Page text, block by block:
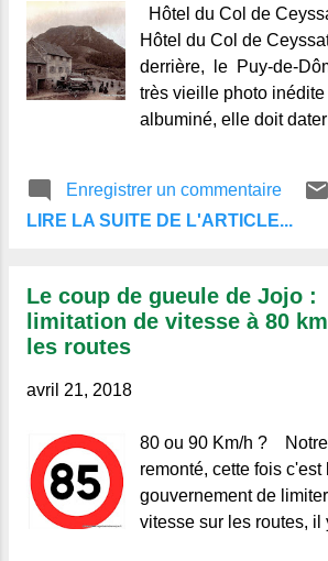
Hôtel du Col de
Hôtel du Col de
derrière, le Puy-de-
très vieille photo
albuminé, elle doit dater
Enregistrer un commentaire
LIRE LA SUITE DE L'ARTICLE...
Le coup de gueule de Jojo :
limitation de vitesse à 80
les routes
avril 21, 2018
80 ou 90 Km/h ? Notre
remonté, cette fois
gouvernement de
vitesse sur les routes, il